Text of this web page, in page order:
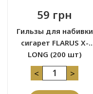
59 грн
Гильзы для набивки
сигарет FLARUS X-
LONG (200 шт)
< >